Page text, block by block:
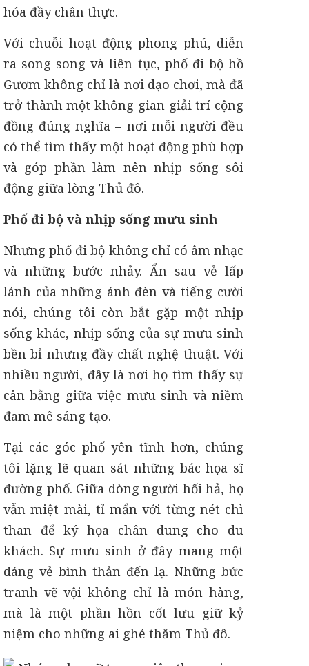
hóa đầy chân thực.
Với chuỗi hoạt động phong phú, diễn
ra song song và liên tục, phố đi bộ hồ
Gươm không chỉ là nơi dạo chơi, mà đã
trở thành một không gian giải trí cộng
đồng đúng nghĩa – nơi mỗi người đều
có thể tìm thấy một hoạt động phù hợp
và góp phần làm nên nhịp sống sôi
động giữa lòng Thủ đô.
Phố đi bộ và nhịp sống mưu sinh
Nhưng phố đi bộ không chỉ có âm nhạc
và những bước nhảy. Ẩn sau vẻ lấp
lánh của những ánh đèn và tiếng cười
nói, chúng tôi còn bắt gặp một nhịp
sống khác, nhịp sống của sự mưu sinh
bền bỉ nhưng đầy chất nghệ thuật. Với
nhiều người, đây là nơi họ tìm thấy sự
cân bằng giữa việc mưu sinh và niềm
đam mê sáng tạo.
Tại các góc phố yên tĩnh hơn, chúng
tôi lặng lẽ quan sát những bác họa sĩ
đường phố. Giữa dòng người hối hả, họ
vẫn miệt mài, tỉ mẩn với từng nét chì
than để ký họa chân dung cho du
khách. Sự mưu sinh ở đây mang một
dáng vẻ bình thản đến lạ. Những bức
tranh vẽ vội không chỉ là món hàng,
mà là một phần hồn cốt lưu giữ kỷ
niệm cho những ai ghé thăm Thủ đô.